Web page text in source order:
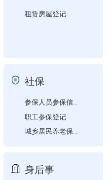
租赁房屋登记
社保
参保人员参保信息查询
职工参保登记
城乡居民养老保险参保登记
身后事